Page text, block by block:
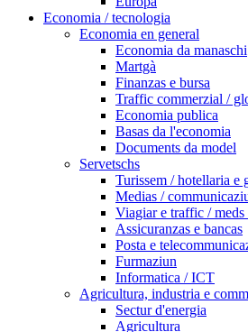
Economia / tecnologia
Economia en general
Economia da manaschi
Martgà
Finanzas e bursa
Traffic commerzial /
Economia publica
Basas da l'economia
Documents da model
Servetschs
Turissem / hotellaria e
Medias /
Viagiar e traffic /
Assicuranzas e bancas
Posta e
Furmaziun
Informatica / ICT
Agricultura, industria e
Sectur d'energia
Agricultura